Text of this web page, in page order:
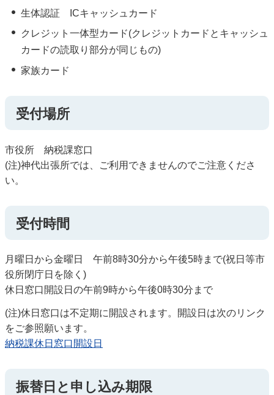
生体認証 ICキャッシュカード
クレジット一体型カード(クレジットカードとキャッシュ
カードの読取り部分が同じもの)
家族カード
受付場所
市役所 納税課窓口
(注)神代出張所では、ご利用できませんのでご注意くださ
い。
受付時間
月曜日から金曜日 午前8時30分から午後5時まで(祝日等市
役所閉庁日を除く)
休日窓口開設日の午前9時から午後0時30分まで
(注)休日窓口は不定期に開設されます。開設日は次のリンク
をご参照願います。
納税課休日窓口開設日
振替日と申し込み期限